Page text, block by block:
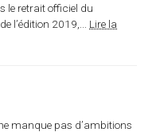
le retrait officiel du
l’édition 2019,... Lire la
manque pas d’ambitions